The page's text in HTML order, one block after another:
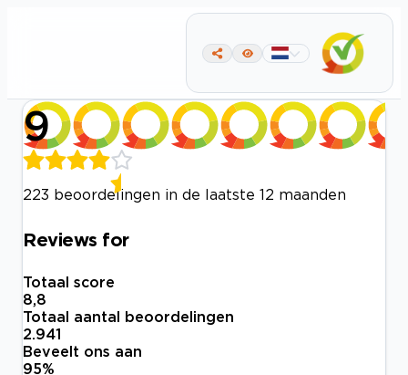
9
223 beoordelingen in de laatste 12 maanden
Reviews for
Totaal score
8,8
Totaal aantal beoordelingen
2.941
Beveelt ons aan
95%